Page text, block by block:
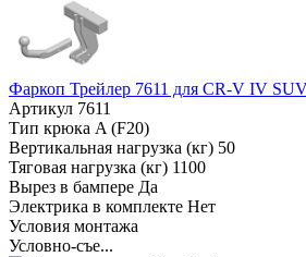
Фаркоп Трейлер 7611 для CR-V IV
Артикул 7611
Тип крюка A (F20)
Вертикальная нагрузка (кг) 50
Тяговая нагрузка (кг) 1100
Вырез в бампере Да
Электрика в комплекте Нет
Условия монтажа
Условно-съе...